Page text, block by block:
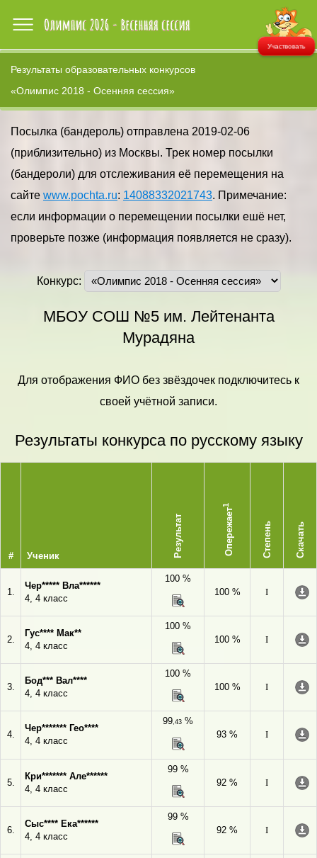
Участвовать
Результаты образовательных конкурсов
«Олимпис 2018 - Осенняя сессия»
Посылка (бандероль) отправлена 2019-02-06
(приблизительно) из Москвы. Трек номер посылки
(бандероли) для отслеживания её перемещения на
сайте www.pochta.ru: 14088332021743. Примечание:
если информации о перемещении посылки ешё нет,
проверьте позже (информация появляется не сразу).
Конкурс:
МБОУ СОШ №5 им. Лейтенанта
Мурадяна
Для отображения ФИО без звёздочек подключитесь к
своей учётной записи.
Результаты конкурса по русскому языку
# Ученик Результат Опережает
1
Степень Скачать
1.
Чер***** Вла******
4, 4 класс
100 %
100 %
I
2.
Гус**** Мак**
4, 4 класс
100 %
100 %
I
3.
Бод*** Вал****
4, 4 класс
100 %
100 %
I
4.
Чер******* Гео****
4, 4 класс
99,43 %
93 %
I
5.
Кри******* Але******
4, 4 класс
99 %
92 %
I
6.
Сыс**** Ека******
4, 4 класс
99 %
92 %
I